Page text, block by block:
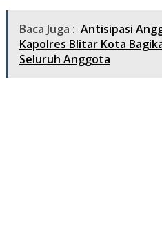
Baca Juga : Antisipasi
Kapolres Blitar Kota
Seluruh Anggota